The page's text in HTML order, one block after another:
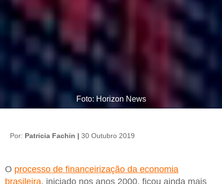
Foto: Horizon News
Por: Patricia Fachin | 30 Outubro 2019
O processo de financeirização da economia
brasileira, iniciado nos anos 2000, ficou ainda mais